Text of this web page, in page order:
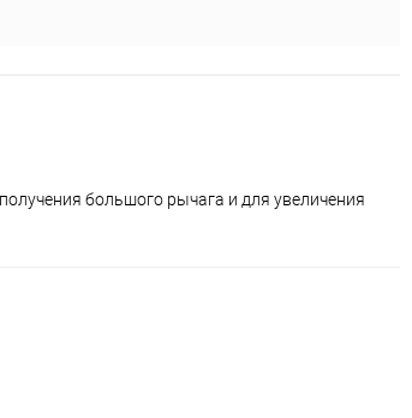
большого рычага и для увеличения